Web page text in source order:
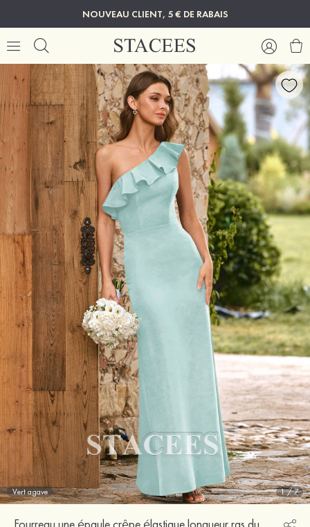
NOUVEAU CLIENT, 5 € DE RABAIS
Vert agave 1/7
Fourreau une épaule crêpe élastique longueur ras du